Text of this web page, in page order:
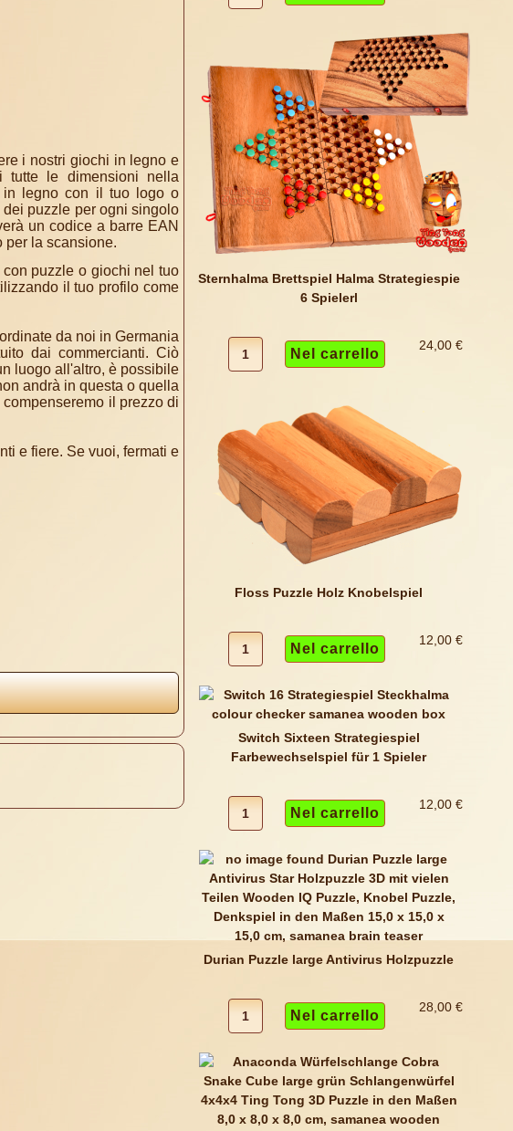
i nostri giochi in legno e
tutte le dimensioni nella
in legno con il tuo logo o
puzzle per ogni singolo
un codice a barre EAN
per la scansione.
puzzle o giochi nel tuo
il tuo profilo come
da noi in Germania
dai commercianti. Ciò
luogo all'altro, è possibile
andrà in questa o quella
il prezzo di
e fiere. Se vuoi, fermati e
Sternhalma Brettspiel Halma Strategiespie
6 Spielerl
24,00 €
Floss Puzzle Holz Knobelspiel
12,00 €
Switch Sixteen Strategiespiel
Farbewechselspiel für 1 Spieler
12,00 €
Durian Puzzle large Antivirus Holzpuzzle
28,00 €